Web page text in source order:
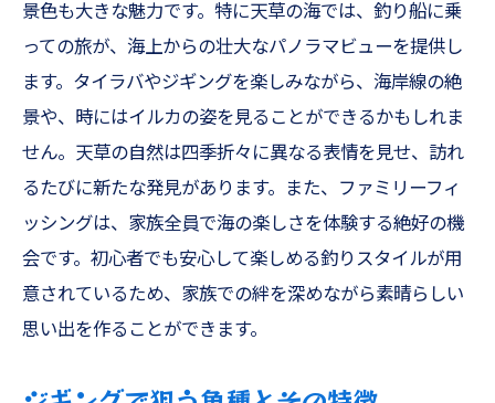
景色も大きな魅力です。特に天草の海では、釣り船に乗
っての旅が、海上からの壮大なパノラマビューを提供し
ます。タイラバやジギングを楽しみながら、海岸線の絶
景や、時にはイルカの姿を見ることができるかもしれま
せん。天草の自然は四季折々に異なる表情を見せ、訪れ
るたびに新たな発見があります。また、ファミリーフィ
ッシングは、家族全員で海の楽しさを体験する絶好の機
会です。初心者でも安心して楽しめる釣りスタイルが用
意されているため、家族での絆を深めながら素晴らしい
思い出を作ることができます。